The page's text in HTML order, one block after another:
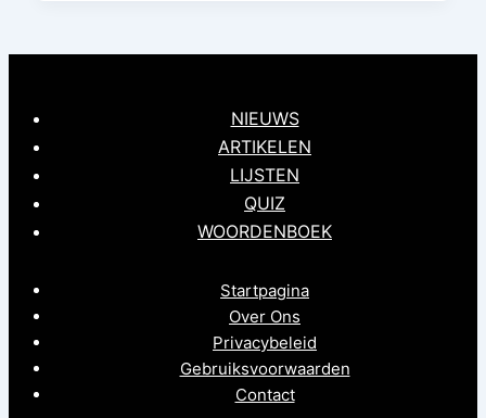
NIEUWS
ARTIKELEN
LIJSTEN
QUIZ
WOORDENBOEK
Startpagina
Over Ons
Privacybeleid
Gebruiksvoorwaarden
Contact